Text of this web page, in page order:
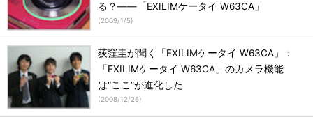
る？――「EXILIMケータイ W63CA」
(2009/1/5)
荻窪圭が聞く「EXILIMケータイ W63CA」：
「EXILIMケータイ W63CA」のカメラ機能
は“ここ”が進化した
(2008/12/26)